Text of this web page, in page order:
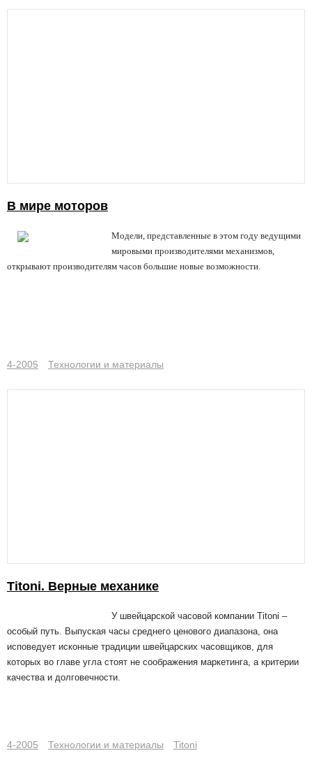
В мире моторов
Модели, представленные в этом году ведущими
мировыми производителями механизмов,
открывают производителям часов большие новые возможности.
4-2005 Технологии и материалы
Titoni. Верные механике
У швейцарской часовой компании Titoni –
особый путь. Выпуская часы среднего ценового диапазона, она
исповедует исконные традиции швейцарских часовщиков, для
которых во главе угла стоят не соображения маркетинга, а критерии
качества и долговечности.
4-2005 Технологии и материалы Titoni